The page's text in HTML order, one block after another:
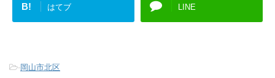
B! はてブ LINE
-岡山市北区